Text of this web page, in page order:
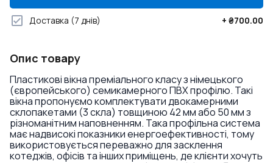
Доставка (7 днів) + ₴700.00
Опис товару
Пластикові вікна преміального класу з німецького
(європейського) семикамерного ПВХ профілю. Такі
вікна пропонуємо комплектувати двокамерними
склопакетами (3 скла) товщиною 42 мм або 50 мм з
різноманітним наповненням. Така профільна система
має надвисокі показники енергоефективності, тому
використовується переважно для засклення
котеджів, офісів та інших приміщень, де клієнти хочуть